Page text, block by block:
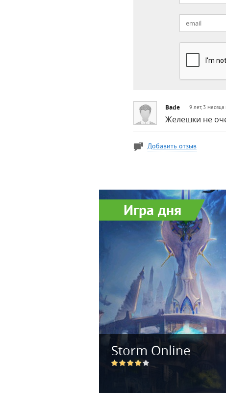
Bade 9 лет, 3 месяца
Желешки не
Добавить отзыв
Игра дня
Storm Online